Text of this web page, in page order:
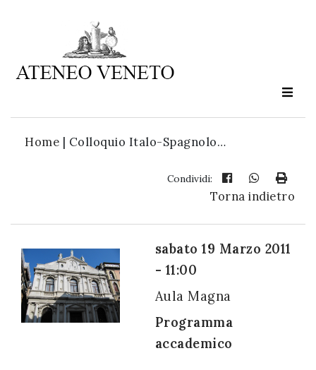
Home | Colloquio Italo-Spagnolo…
Condividi:
Torna indietro
sabato 19 Marzo 2011
- 11:00
Aula Magna
Programma
accademico
Ateneo
è
cultura
newsletter: